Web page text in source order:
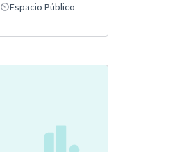
Espacio Público